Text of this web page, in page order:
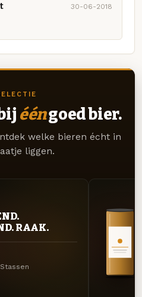
30-06-2018
ééngoed bier.
welke bieren écht in
liggen.
RAAK.